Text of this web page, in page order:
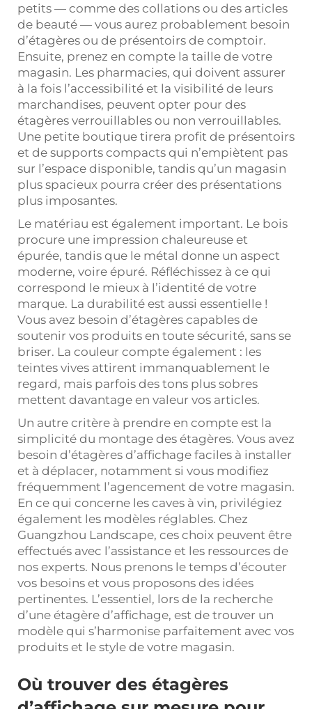
petits — comme des collations ou des articles
de beauté — vous aurez probablement besoin
d’étagères ou de présentoirs de comptoir.
Ensuite, prenez en compte la taille de votre
magasin. Les pharmacies, qui doivent assurer
à la fois l’accessibilité et la visibilité de leurs
marchandises, peuvent opter pour des
étagères verrouillables ou non verrouillables.
Une petite boutique tirera profit de présentoirs
et de supports compacts qui n’empiètent pas
sur l’espace disponible, tandis qu’un magasin
plus spacieux pourra créer des présentations
plus imposantes.
Le matériau est également important. Le bois
procure une impression chaleureuse et
épurée, tandis que le métal donne un aspect
moderne, voire épuré. Réfléchissez à ce qui
correspond le mieux à l’identité de votre
marque. La durabilité est aussi essentielle !
Vous avez besoin d’étagères capables de
soutenir vos produits en toute sécurité, sans se
briser. La couleur compte également : les
teintes vives attirent immanquablement le
regard, mais parfois des tons plus sobres
mettent davantage en valeur vos articles.
Un autre critère à prendre en compte est la
simplicité du montage des étagères. Vous avez
besoin d’étagères d’affichage faciles à installer
et à déplacer, notamment si vous modifiez
fréquemment l’agencement de votre magasin.
En ce qui concerne les caves à vin, privilégiez
également les modèles réglables. Chez
Guangzhou Landscape, ces choix peuvent être
effectués avec l’assistance et les ressources de
nos experts. Nous prenons le temps d’écouter
vos besoins et vous proposons des idées
pertinentes. L’essentiel, lors de la recherche
d’une étagère d’affichage, est de trouver un
modèle qui s’harmonise parfaitement avec vos
produits et le style de votre magasin.
Où trouver des étagères